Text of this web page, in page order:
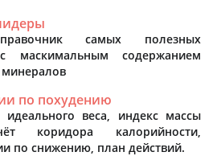
самых полезных
маскимальным содержанием
по похудению
идеального веса, индекс массы
коридора калорийности,
по снижению, план действий.